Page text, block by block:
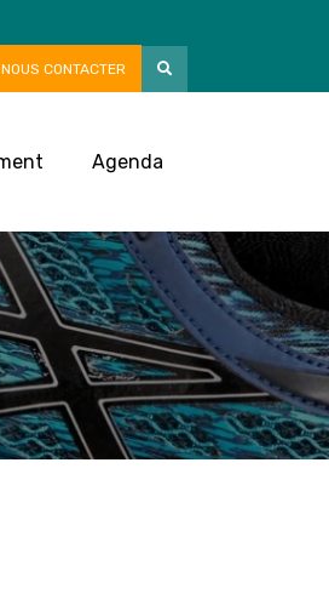
NOUS CONTACTER
Agenda